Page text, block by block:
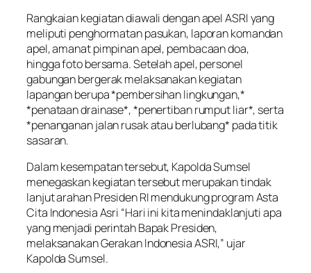
Rangkaian kegiatan diawali dengan apel ASRI yang
meliputi penghormatan pasukan, laporan komandan
apel, amanat pimpinan apel, pembacaan doa,
hingga foto bersama. Setelah apel, personel
gabungan bergerak melaksanakan kegiatan
lapangan berupa *pembersihan lingkungan,*
*penataan drainase*, *penertiban rumput liar*, serta
*penanganan jalan rusak atau berlubang* pada titik
sasaran.
Dalam kesempatan tersebut, Kapolda Sumsel
menegaskan kegiatan tersebut merupakan tindak
lanjut arahan Presiden RI mendukung program Asta
Cita Indonesia Asri “Hari ini kita menindaklanjuti apa
yang menjadi perintah Bapak Presiden,
melaksanakan Gerakan Indonesia ASRI,” ujar
Kapolda Sumsel.